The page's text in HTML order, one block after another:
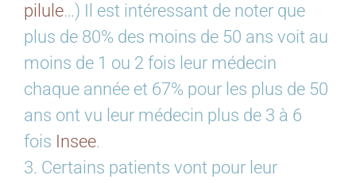
pilule…) Il est intéressant de noter que
plus de 80% des moins de 50 ans voit au
moins de 1 ou 2 fois leur médecin
chaque année et 67% pour les plus de 50
ans ont vu leur médecin plus de 3 à 6
fois Insee.
3. Certains patients vont pour leur